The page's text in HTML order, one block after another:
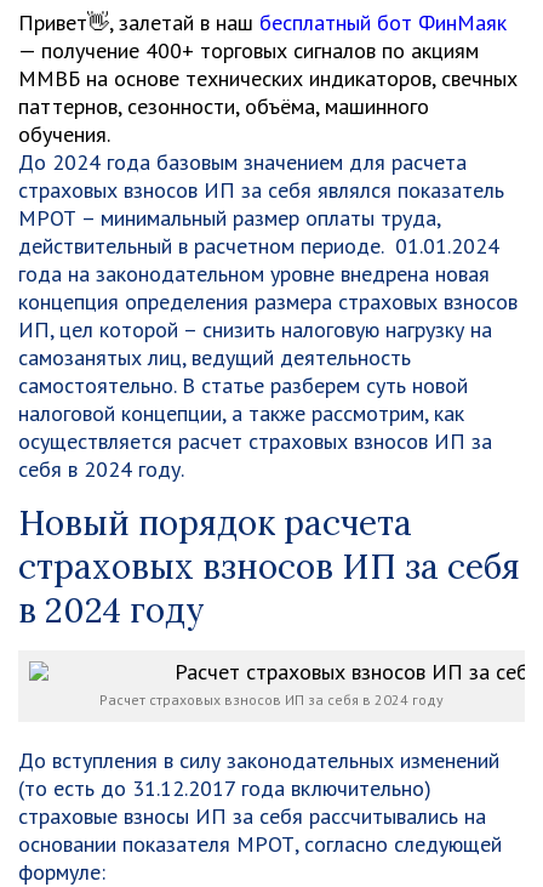
Привет👋, залетай в наш бесплатный бот ФинМаяк
— получение 400+ торговых сигналов по акциям
ММВБ на основе технических индикаторов, свечных
паттернов, сезонности, объёма, машинного
обучения.
До 2024 года базовым значением для расчета
страховых взносов ИП за себя являлся показатель
МРОТ – минимальный размер оплаты труда,
действительный в расчетном периоде. 01.01.2024
года на законодательном уровне внедрена новая
концепция определения размера страховых взносов
ИП, цел которой – снизить налоговую нагрузку на
самозанятых лиц, ведущий деятельность
самостоятельно. В статье разберем суть новой
налоговой концепции, а также рассмотрим, как
осуществляется расчет страховых взносов ИП за
себя в 2024 году.
Новый порядок расчета
страховых взносов ИП за себя
в 2024 году
Расчет страховых взносов ИП за себя в 2024 году
До вступления в силу законодательных изменений
(то есть до 31.12.2017 года включительно)
страховые взносы ИП за себя рассчитывались на
основании показателя МРОТ, согласно следующей
формуле: